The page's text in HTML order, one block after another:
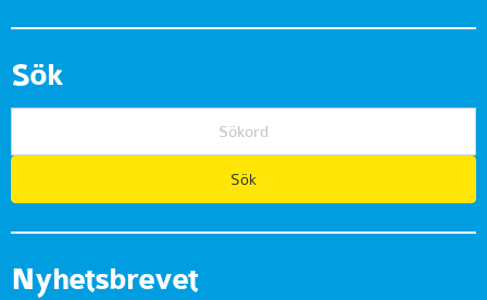
Sök
Nyhetsbrevet